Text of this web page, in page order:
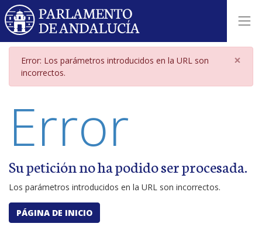
Página de error por parámetros
Error: Los parámetros introducidos en la URL son
incorrectos.
×
Error
Su petición no ha podido ser procesada.
Los parámetros introducidos en la URL son incorrectos.
PÁGINA DE INICIO